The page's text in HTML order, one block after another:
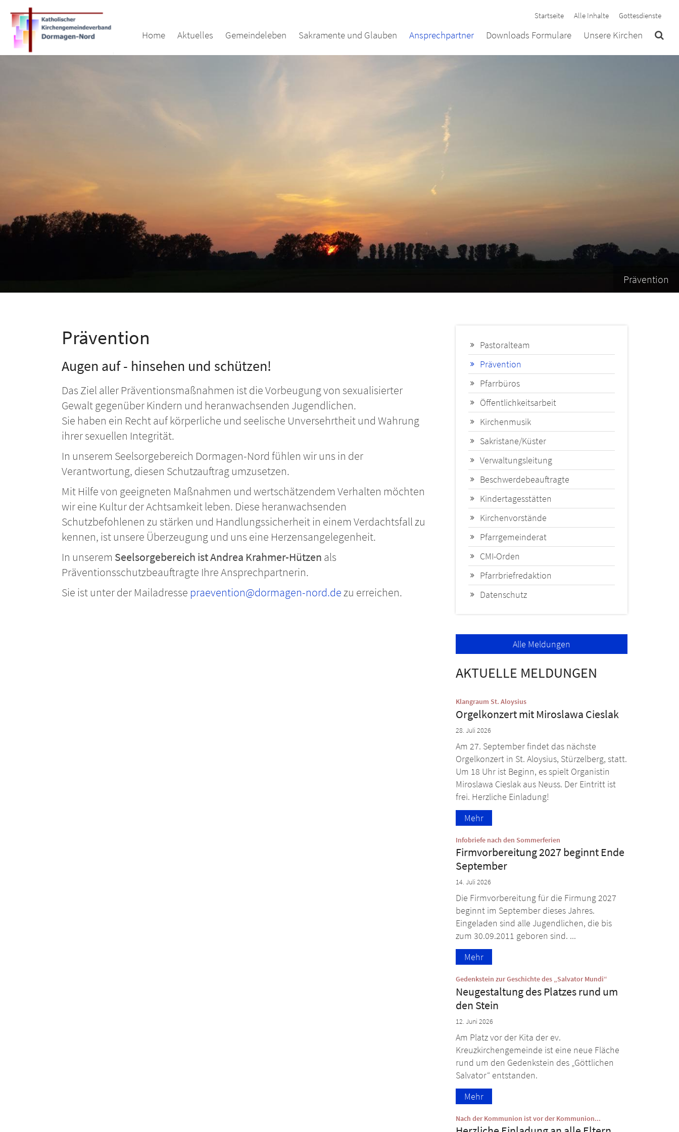
Zum Inhalt springen
Startseite Alle Inhalte Gottesdienste
Home Aktuelles Gemeindeleben Sakramente und Glauben Ansprechpartner Downloads Formulare Unsere Kirchen
Prävention
Prävention
Augen auf - hinsehen und schützen!
Das Ziel aller Präventionsmaßnahmen ist die Vorbeugung von sexualisierter
Gewalt gegenüber Kindern und heranwachsenden Jugendlichen.
Sie haben ein Recht auf körperliche und seelische Unversehrtheit und Wahrung
ihrer sexuellen Integrität.
In unserem Seelsorgebereich Dormagen-Nord fühlen wir uns in der
Verantwortung, diesen Schutzauftrag umzusetzen.
Mit Hilfe von geeigneten Maßnahmen und wertschätzendem Verhalten möchten
wir eine Kultur der Achtsamkeit leben. Diese heranwachsenden
Schutzbefohlenen zu stärken und Handlungssicherheit in einem Verdachtsfall zu
kennen, ist unsere Überzeugung und uns eine Herzensangelegenheit.
In unserem Seelsorgebereich ist Andrea Krahmer-Hützen als
Präventionsschutzbeauftragte Ihre Ansprechpartnerin.
Sie ist unter der Mailadresse praevention@dormagen-nord.dezu erreichen.
Pastoralteam
Prävention
Pfarrbüros
Öffentlichkeitsarbeit
Kirchenmusik
Sakristane/Küster
Verwaltungsleitung
Beschwerdebeauftragte
Kindertagesstätten
Kirchenvorstände
Pfarrgemeinderat
CMI-Orden
Pfarrbriefredaktion
Datenschutz
Alle Meldungen
AKTUELLE MELDUNGEN
Klangraum St. Aloysius:
Orgelkonzert mit Miroslawa Cieslak
28. Juli 2026
Am 27. September findet das nächste
Orgelkonzert in St. Aloysius, Stürzelberg, statt.
Um 18 Uhr ist Beginn, es spielt Organistin
Miroslawa Cieslak aus Neuss. Der Eintritt ist
frei. Herzliche Einladung!
Mehr
Infobriefe nach den Sommerferien
Firmvorbereitung 2027 beginnt Ende
September
14. Juli 2026
Die Firmvorbereitung für die Firmung 2027
beginnt im September dieses Jahres.
Eingeladen sind alle Jugendlichen, die bis
zum 30.09.2011 geboren sind. ...
Mehr
Gedenkstein zur Geschichte des „Salvator Mundi“
Neugestaltung des Platzes rund um
den Stein
12. Juni 2026
Am Platz vor der Kita der ev.
Kreuzkirchengemeinde ist eine neue Fläche
rund um den Gedenkstein des „Göttlichen
Salvator“ entstanden.
Mehr
Nach der Kommunion ist vor der Kommunion...